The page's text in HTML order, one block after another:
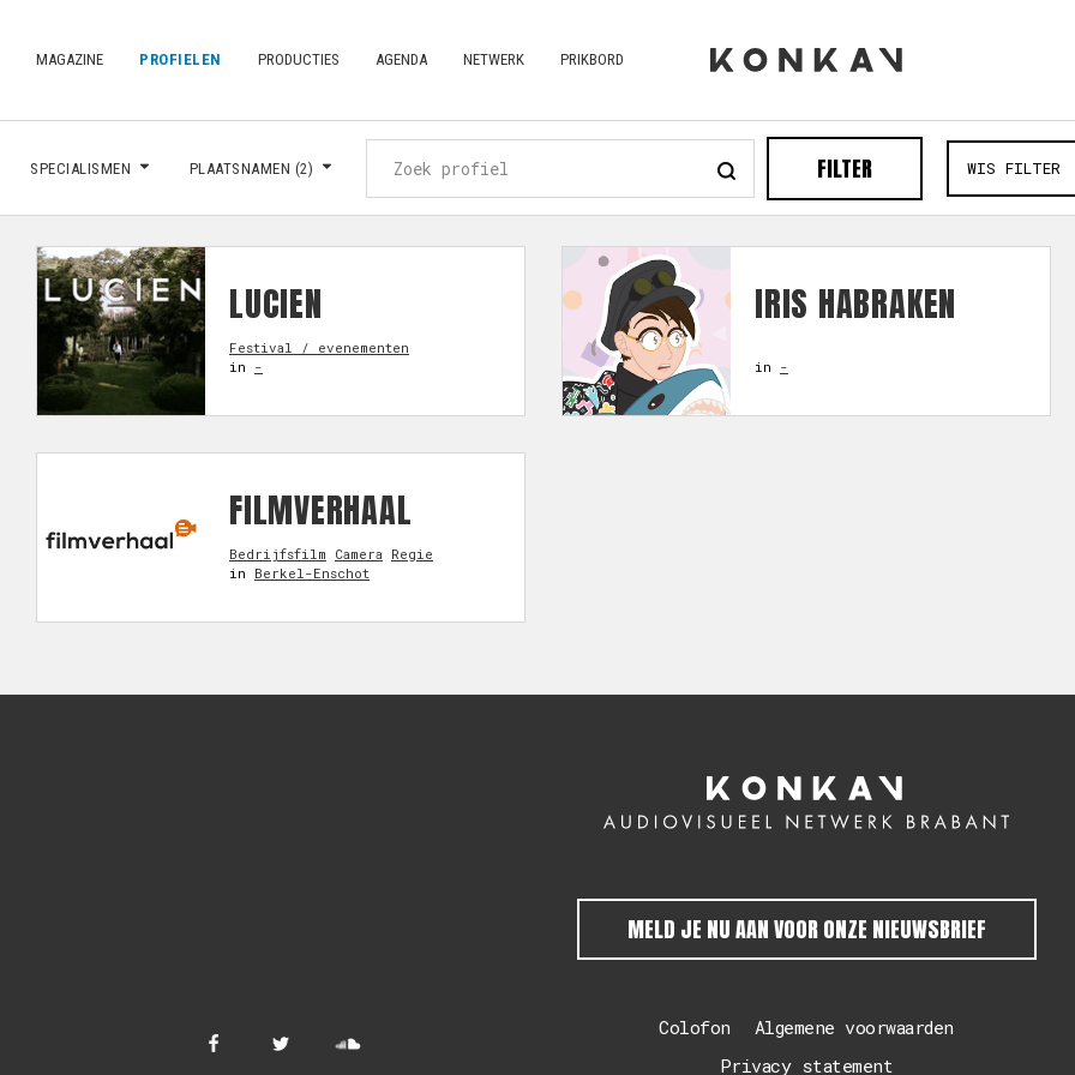
MAGAZINE PROFIELEN PRODUCTIES AGENDA NETWERK PRIKBORD
SPECIALISMEN PLAATSNAMEN (2) FILTER WIS FILTER
LUCIEN
Festival / evenementen
in -
IRIS HABRAKEN
in -
FILMVERHAAL
Bedrijfsfilm Camera Regie
in Berkel-Enschot
MELD JE NU AAN VOOR ONZE NIEUWSBRIEF
Colofon
Algemene voorwaarden
Privacy statement